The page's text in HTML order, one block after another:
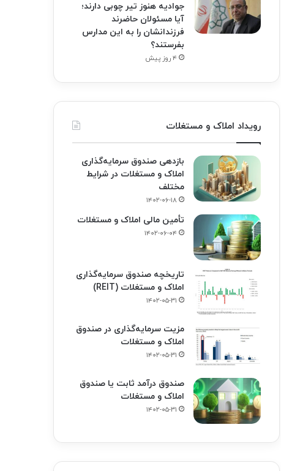
جوادیه هنوز تیر چوبی دارند؛
آیا مسئولان حاضرند
فرزندانشان را به این مدارس
بفرستند؟
۴ روز پیش
رویداد املاک و مستغلات
بازدهی صندوق سرمایه‌گذاری
املاک و مستغلات در شرایط
مختلف
۱۴۰۲-۰۶-۱۸
تأمین مالی املاک و مستغلات
۱۴۰۲-۰۶-۰۴
تاریخچه صندوق سرمایه‌گذاری
املاک و مستغلات (REIT)
۱۴۰۲-۰۵-۳۱
مزیت سرمایه‌گذاری در صندوق
املاک و مستغلات
۱۴۰۲-۰۵-۳۱
صندوق درآمد ثابت یا صندوق
املاک و مستغلات
۱۴۰۲-۰۵-۳۱